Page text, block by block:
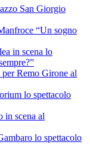
San Giorgio
“Un sogno
in scena lo
Remo Girone al
lo spettacolo
scena al
lo spettacolo